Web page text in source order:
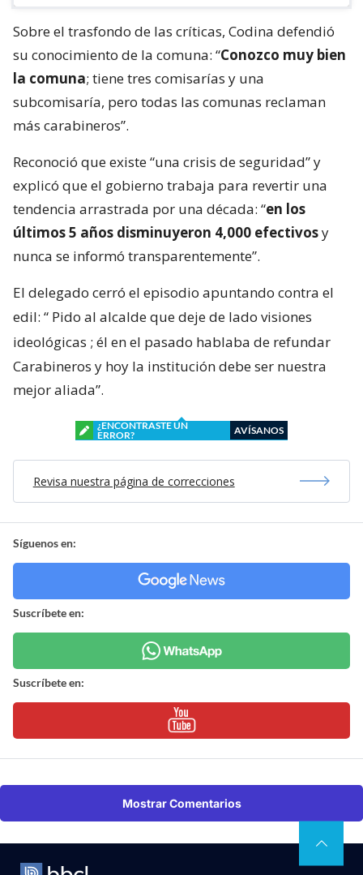
Sobre el trasfondo de las críticas, Codina defendió
su conocimiento de la comuna: “Conozco muy bien
la comuna; tiene tres comisarías y una
subcomisaría, pero todas las comunas reclaman
más carabineros”.
Reconoció que existe “una crisis de seguridad” y
explicó que el gobierno trabaja para revertir una
tendencia arrastrada por una década: “en los
últimos 5 años disminuyeron 4,000 efectivosy
nunca se informó transparentemente”.
El delegado cerró el episodio apuntando contra el
edil: “ Pido al alcalde que deje de lado visiones
ideológicas ; él en el pasado hablaba de refundar
Carabineros y hoy la institución debe ser nuestra
mejor aliada”.
¿ENCONTRASTE UN
ERROR?
AVÍSANOS
Revisa nuestra página de correcciones
Síguenos en:
Suscríbete en:
Suscríbete en:
Mostrar Comentarios